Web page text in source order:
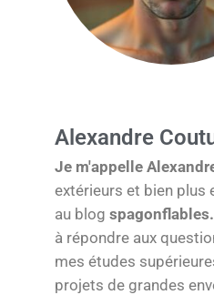
Alexandre
Je m'appelle
extérieurs et bien plus
au blog
à répondre aux
mes études
projets de grandes